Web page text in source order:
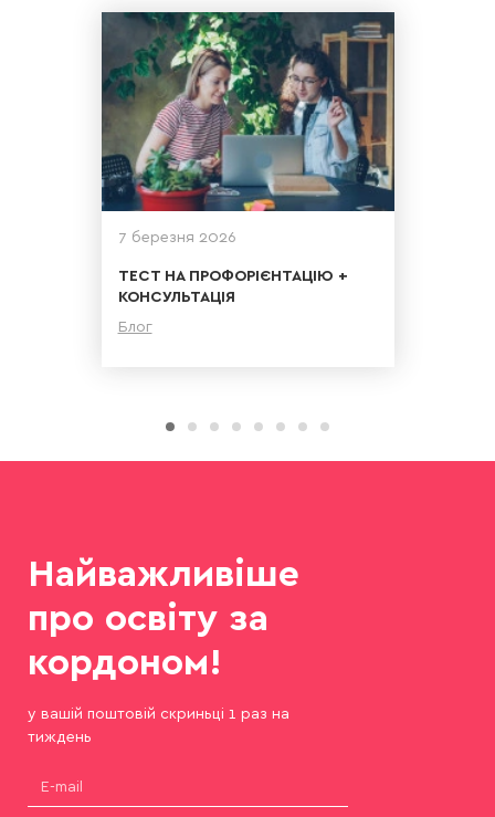
7 березня 2026
ТЕСТ НА ПРОФОРІЄНТАЦІЮ +
КОНСУЛЬТАЦІЯ
Блог
Найважливіше
про освіту за
кордоном!
у вашій поштовій скриньці 1 раз на
тиждень